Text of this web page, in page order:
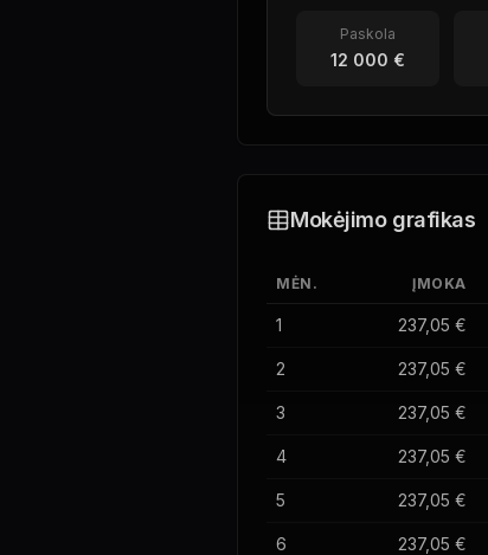
Paskola
12 000 €
Mokėjimo grafikas
MĖN. ĮMOKA
1 237,05 €
2 237,05 €
3 237,05 €
4 237,05 €
5 237,05 €
6 237,05 €